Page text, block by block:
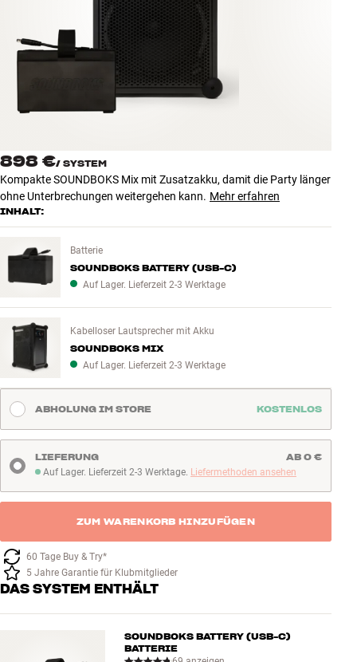
INSPIRATION
ANGEBOTE
Store Finden
Anmelden
Bauen mit Klang
898 €/ SYSTEM
Kompakte SOUNDBOKS Mix mit Zusatzakku, damit die Party länger
ohne Unterbrechungen weitergehen kann. Mehr erfahren
INHALT:
Batterie
SOUNDBOKS BATTERY (USB-C)
Auf Lager. Lieferzeit 2-3 Werktage
Kabelloser Lautsprecher mit Akku
SOUNDBOKS MIX
Auf Lager. Lieferzeit 2-3 Werktage
ABHOLUNG IM STORE KOSTENLOS
Auf Lager. Lieferzeit 2-3 Werktage
Auf Lager. Lieferzeit 2-3 Werktage. Liefermethoden ansehen
LIEFERUNG AB 0 €
ZUM WARENKORB HINZUFÜGEN
60 Tage Buy & Try*
5 Jahre Garantie für Klubmitglieder
DAS SYSTEM ENTHÄLT
SOUNDBOKS BATTERY (USB-C)
BATTERIE